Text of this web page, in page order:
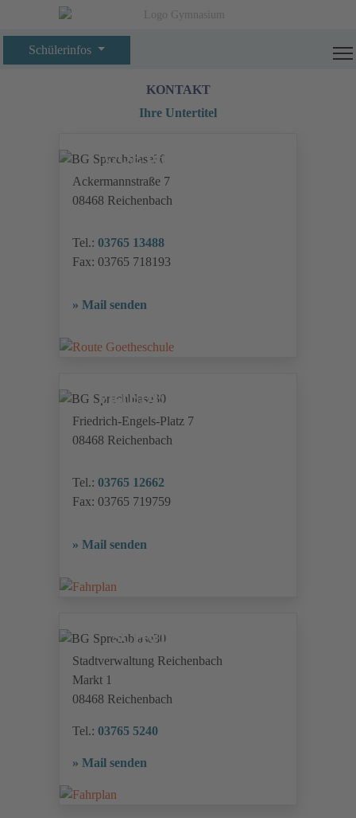
Schülerinfos
KONTAKT
Ihre Untertitel
GOETHESCHULE
Ackermannstraße 7
08468 Reichenbach
Tel.: 03765 13488
Fax: 03765 718193
» Mail senden
FRIEDENSSCHULE
Friedrich-Engels-Platz 7
08468 Reichenbach
Tel.: 03765 12662
Fax: 03765 719759
» Mail senden
SCHULTRÄGER
Stadtverwaltung Reichenbach
Markt 1
08468 Reichenbach
Tel.: 03765 5240
» Mail senden